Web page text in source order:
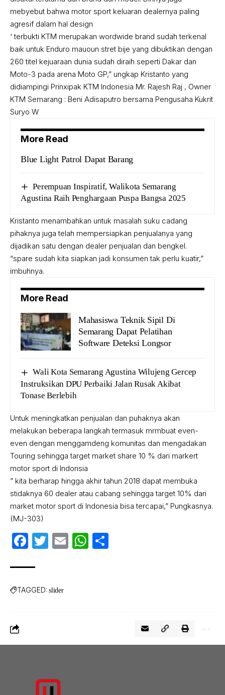
mebyebut bahwa motor sport keluaran dealernya paling
agresif dalam hal design
‘ terbukti KTM merupakan wordwide brand sudah terkenal
baik untuk Enduro mauoun stret bije yang dibuktikan dengan
260 titel kejuaraan dunia sudah diraih seperti Dakar dan
Moto-3 pada arena Moto GP,” ungkap Kristanto yang
didiampingi Prinxipak KTM Indonesia Mr. Rajesh Raj , Owner
KTM Semarang : Beni Adisaputro bersama Pengusaha Kukrit
Suryo W
More Read
Blue Light Patrol Dapat Barang
Perempuan Inspiratif, Walikota Semarang
Agustina Raih Penghargaan Puspa Bangsa 2025
Kristanto menambahkan untuk masalah suku cadang
pihaknya juga telah mempersiapkan penjualanya yang
dijadikan satu dengan dealer penjualan dan bengkel.
“spare sudah kita siapkan jadi konsumen tak perlu kuatir,”
imbuhnya.
More Read
Mahasiswa Teknik Sipil Di
Semarang Dapat Pelatihan
Software Deteksi Longsor
Wali Kota Semarang Agustina Wilujeng Gercep
Instruksikan DPU Perbaiki Jalan Rusak Akibat
Tonase Berlebih
Untuk meningkatkan penjualan dan puhaknya akan
melakukan beberapa langkah termasuk mrmbuat even-
even dengan menggamdeng komunitas dan mengadakan
Touring sehingga target market share 10 % dari markert
motor sport di Indonsia
” kita berharap hingga akhir tahun 2018 dapat membuka
stidaknya 60 dealer atau cabang sehingga target 10% dari
market motor sport di Indonesia bisa tercapai,” Pungkasnya.
(MJ-303)
Facebook
Twitter
EmailWhatsApp
TAGGED: slider